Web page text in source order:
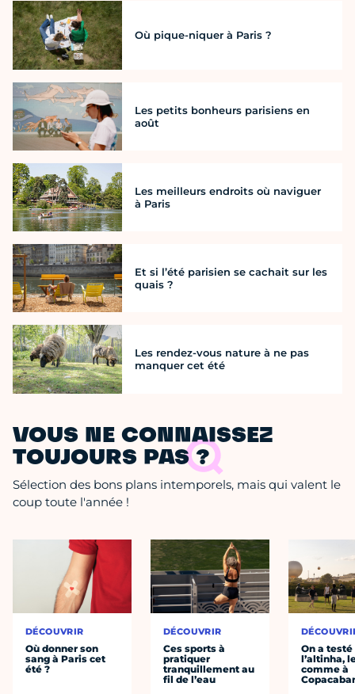
Où pique-niquer à Paris ?
Les petits bonheurs parisiens en
août
Les meilleurs endroits où naviguer
à Paris
Et si l’été parisien se cachait sur les
quais ?
Les rendez-vous nature à ne pas
manquer cet été
VOUS NE CONNAISSEZ
TOUJOURS PAS ?
Sélection des bons plans intemporels, mais qui valent le
coup toute l'année !
DÉCOUVRIR
Où donner son
sang à Paris cet
été ?
DÉCOUVRIR
Ces sports à
pratiquer
tranquillement au
fil de l’eau
On a testé
l’altinha,
comme à